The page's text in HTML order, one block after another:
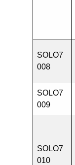
SOLO7
008
SOLO7
009
SOLO7
010